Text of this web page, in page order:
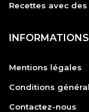
Recettes avec
Mentions légales
Conditions
Contactez-nous